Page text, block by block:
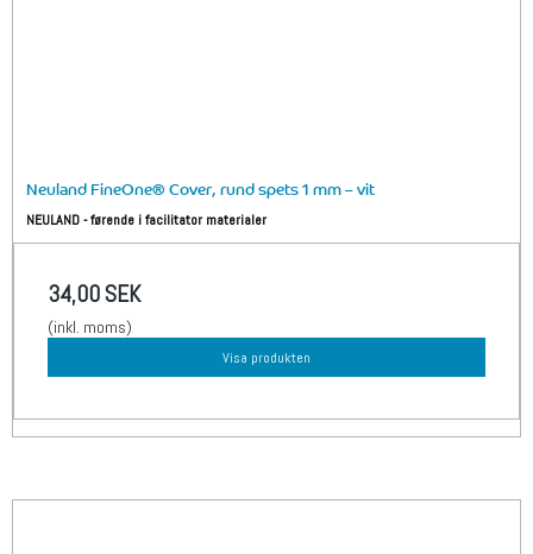
Neuland FineOne® Cover, rund spets 1 mm – vit
NEULAND - førende i facilitator materialer
34,00 SEK
(inkl. moms)
Visa produkten